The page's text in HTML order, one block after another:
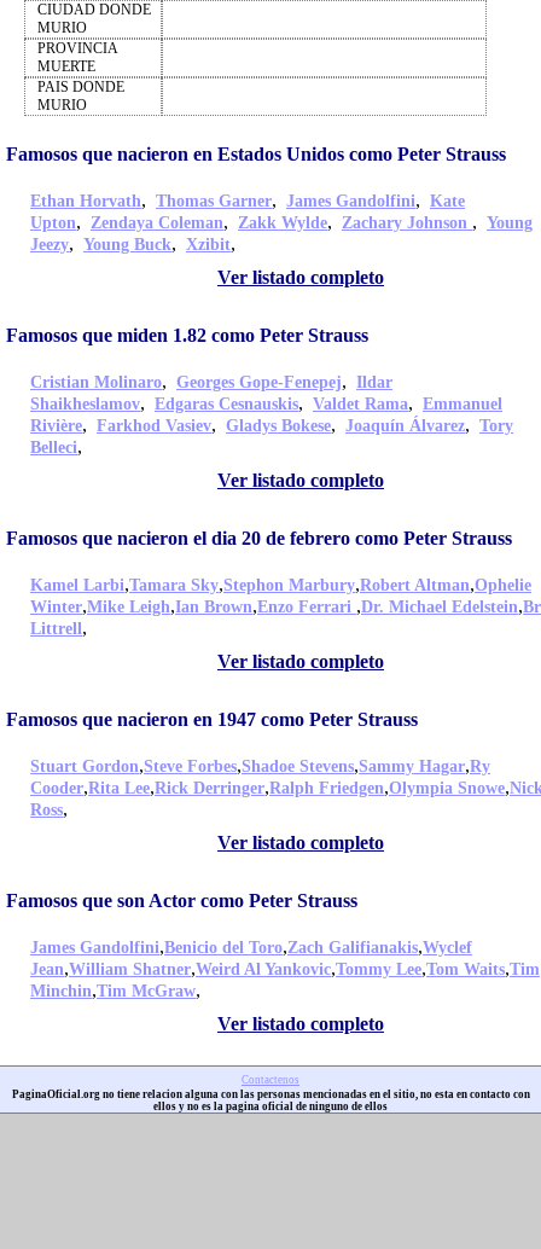
CIUDAD DONDE
MURIO
PROVINCIA
MUERTE
PAIS DONDE
MURIO
Famosos que nacieron en Estados Unidos como Peter Strauss
Ethan Horvath, Thomas Garner, James Gandolfini, Kate
Upton, Zendaya Coleman, Zakk Wylde, Zachary Johnson , Young
Jeezy, Young Buck, Xzibit,
Ver listado completo
Famosos que miden 1.82 como Peter Strauss
Cristian Molinaro, Georges Gope-Fenepej, Ildar
Shaikheslamov, Edgaras Cesnauskis, Valdet Rama, Emmanuel
Rivière, Farkhod Vasiev, Gladys Bokese, Joaquín Álvarez, Tory
Belleci,
Ver listado completo
Famosos que nacieron el dia 20 de febrero como Peter Strauss
Kamel Larbi,Tamara Sky,Stephon Marbury,Robert Altman,Ophelie
Winter,Mike Leigh,Ian Brown,Enzo Ferrari ,Dr. Michael Edelstein,
Littrell,
Ver listado completo
Famosos que nacieron en 1947 como Peter Strauss
Stuart Gordon,Steve Forbes,Shadoe Stevens,Sammy Hagar,Ry
Cooder,Rita Lee,Rick Derringer,Ralph Friedgen,Olympia Snowe,
Ross,
Ver listado completo
Famosos que son Actor como Peter Strauss
James Gandolfini,Benicio del Toro,Zach Galifianakis,Wyclef
Jean,William Shatner,Weird Al Yankovic,Tommy Lee,Tom Waits,Tim
Minchin,Tim McGraw,
Ver listado completo
Contactenos
PaginaOficial.org no tiene relacion alguna con las personas mencionadas en el sitio, no esta en contacto con
ellos y no es la pagina oficial de ninguno de ellos